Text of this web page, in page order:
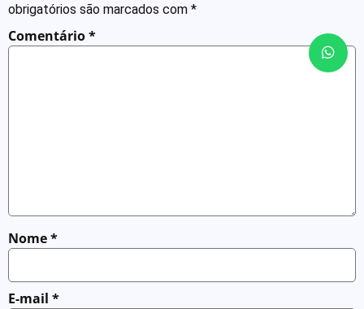
obrigatórios são marcados com *
Comentário*
Nome*
E-mail *